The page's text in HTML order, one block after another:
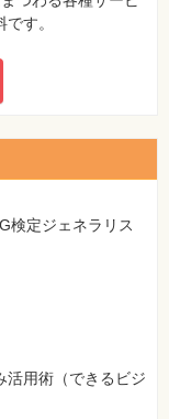
す。
検定ジェネラリス
活用術（できるビジ